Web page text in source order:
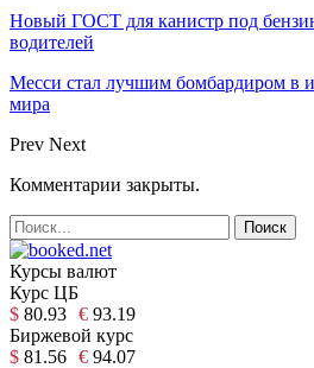
Новый ГОСТ для канистр под
водителей
Месси стал лучшим бомбардиром в
мира
Prev Next
Комментарии закрыты.
Курсы валют
Курс ЦБ
$ 80.93 € 93.19
Биржевой курс
$ 81.56 € 94.07